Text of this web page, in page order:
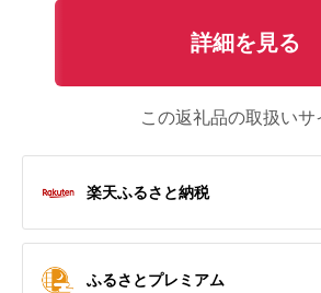
詳細を見る
この返礼品の取扱いサ
楽天ふるさと納税
ふるさとプレミアム